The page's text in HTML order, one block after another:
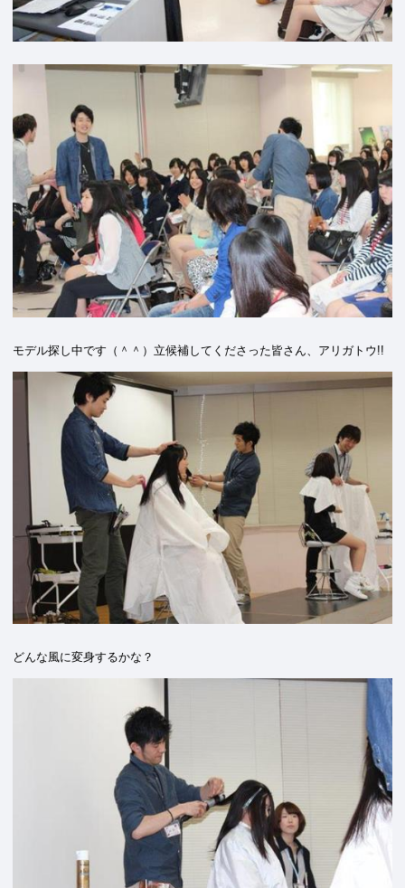
モデル探し中です（＾＾）立候補してくださった皆さん、アリガトウ!!
どんな風に変身するかな？